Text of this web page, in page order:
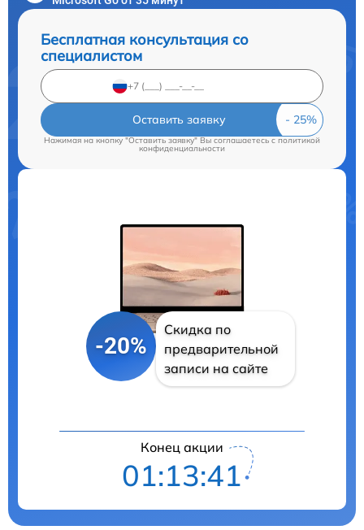
Бесплатная консультация со
специалистом
Оставить заявку
Нажимая на кнопку "Оставить заявку" Вы соглашаетесь cполитикой
конфиденциальности
-20%
Скидка по
предварительной
записи на сайте
Конец акции
01:13:41